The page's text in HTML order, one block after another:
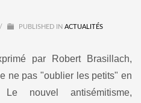
/ PUBLISHED IN ACTUALITÉS
par Robert Brasillach,
ne pas "oublier les petits" en
nouvel antisémitisme,